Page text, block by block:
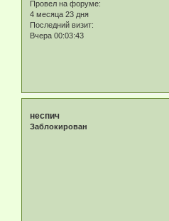
Провел на форуме:
4 месяца 23 дня
Последний визит:
Вчера 00:03:43
неспич
Заблокирован